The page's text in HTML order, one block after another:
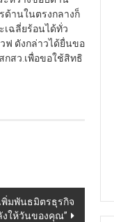
ด้านในตรงกลางก็
เฉลี่ยร้อนได้ทั่ว
ฟ ดังกล่าวได้ยื่นขอ
สว.เพื่อขอใช้สิทธิ
พิ่มพันธมิตรธุรกิจ
งให้วันของคุณ”